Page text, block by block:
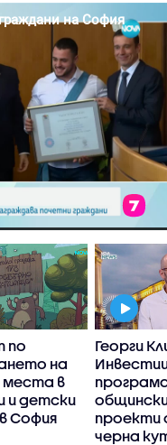
по
на
места в
и детски
София
Георги
проекти
черна